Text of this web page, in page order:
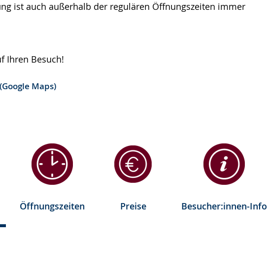
ist auch außerhalb der regulären Öffnungszeiten immer
Ihren Besuch!
Maps)
Öffnungszeiten Preise Besucher:innen-Info